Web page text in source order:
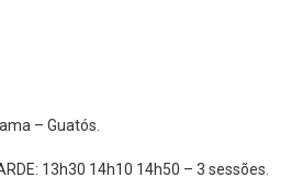
– Guatós.
13h30 14h10 14h50 – 3 sessões.